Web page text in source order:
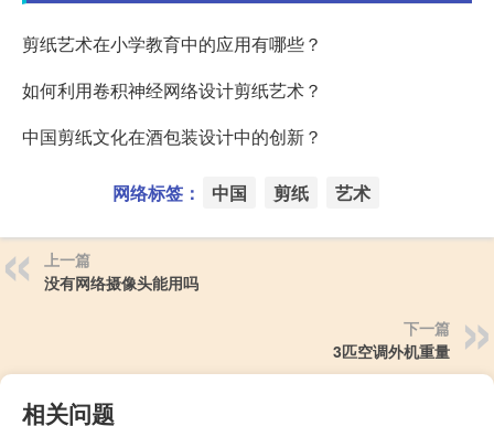
剪纸艺术在小学教育中的应用有哪些？
如何利用卷积神经网络设计剪纸艺术？
中国剪纸文化在酒包装设计中的创新？
网络标签： 中国 剪纸 艺术
上一篇
没有网络摄像头能用吗
下一篇
3匹空调外机重量
相关问题